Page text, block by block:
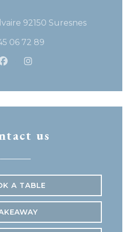
92150 Suresnes((opens in
06 72 89
Facebook ((opens in a
Instagram ((opens in
us
A TABLE